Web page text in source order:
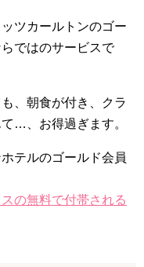
ツカールトンのゴー
ではのサービスで
、朝食が付き、クラ
…、お得過ぎます。
テルのゴールド会員
の無料で付帯される